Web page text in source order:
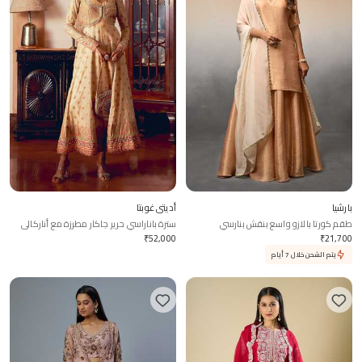
بارشيا
طقم كورتا بالازو واسع بنقش بنارسي
₹21,700
يتم الشحن خلال 7 أيام
أديتي غوبتا
سترة باناراسي حرير جاكار مطرزة مع أناركالي
₹52,000